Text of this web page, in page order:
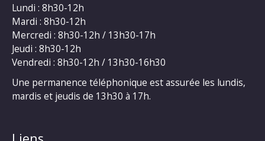
Lundi : 8h30-12h
Mardi : 8h30-12h
Mercredi : 8h30-12h / 13h30-17h
Jeudi : 8h30-12h
Vendredi : 8h30-12h / 13h30-16h30
Une permanence téléphonique est assurée les lundis,
mardis et jeudis de 13h30 à 17h.